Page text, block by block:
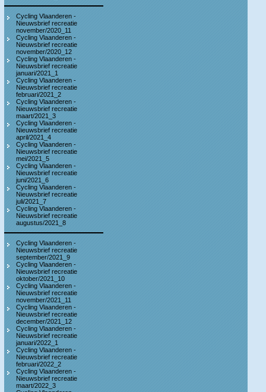
Cycling Vlaanderen -
Nieuwsbrief recreatie
november/2020_11
Cycling Vlaanderen -
Nieuwsbrief recreatie
november/2020_12
Cycling Vlaanderen -
Nieuwsbrief recreatie
januari/2021_1
Cycling Vlaanderen -
Nieuwsbrief recreatie
februari/2021_2
Cycling Vlaanderen -
Nieuwsbrief recreatie
maart/2021_3
Cycling Vlaanderen -
Nieuwsbrief recreatie
april/2021_4
Cycling Vlaanderen -
Nieuwsbrief recreatie
mei/2021_5
Cycling Vlaanderen -
Nieuwsbrief recreatie
juni/2021_6
Cycling Vlaanderen -
Nieuwsbrief recreatie
juli/2021_7
Cycling Vlaanderen -
Nieuwsbrief recreatie
augustus/2021_8
Cycling Vlaanderen -
Nieuwsbrief recreatie
september/2021_9
Cycling Vlaanderen -
Nieuwsbrief recreatie
oktober/2021_10
Cycling Vlaanderen -
Nieuwsbrief recreatie
november/2021_11
Cycling Vlaanderen -
Nieuwsbrief recreatie
december/2021_12
Cycling Vlaanderen -
Nieuwsbrief recreatie
januari/2022_1
Cycling Vlaanderen -
Nieuwsbrief recreatie
februari/2022_2
Cycling Vlaanderen -
Nieuwsbrief recreatie
maart/2022_3